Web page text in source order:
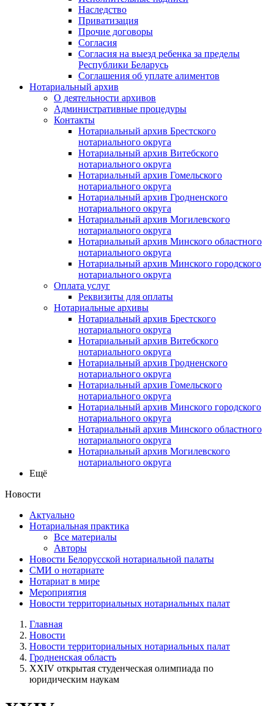
Наследство
Приватизация
Прочие договоры
Согласия
Согласия на выезд ребенка за пределы
Республики Беларусь
Соглашения об уплате алиментов
Нотариальный архив
О деятельности архивов
Административные процедуры
Контакты
Нотариальный архив Брестского
нотариального округа
Нотариальный архив Витебского
нотариального округа
Нотариальный архив Гомельского
нотариального округа
Нотариальный архив Гродненского
нотариального округа
Нотариальный архив Могилевского
нотариального округа
Нотариальный архив Минского областного
нотариального округа
Нотариальный архив Минского городского
нотариального округа
Оплата услуг
Реквизиты для оплаты
Нотариальные архивы
Нотариальный архив Брестского
нотариального округа
Нотариальный архив Витебского
нотариального округа
Нотариальный архив Гродненского
нотариального округа
Нотариальный архив Гомельского
нотариального округа
Нотариальный архив Минского городского
нотариального округа
Нотариальный архив Минского областного
нотариального округа
Нотариальный архив Могилевского
нотариального округа
Ещё
Новости
Актуально
Нотариальная практика
Все материалы
Авторы
Новости Белорусской нотариальной палаты
СМИ о нотариате
Нотариат в мире
Мероприятия
Новости территориальных нотариальных палат
Главная
Новости
Новости территориальных нотариальных палат
Гродненская область
XXIV открытая студенческая олимпиада по
юридическим наукам